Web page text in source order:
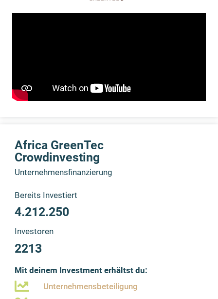
Africa GreenTec
Crowdinvesting
Unternehmensfinanzierung
Bereits Investiert
4.212.250
Investoren
2213
Mit deinem Investment erhältst du:
Unternehmensbeteiligung